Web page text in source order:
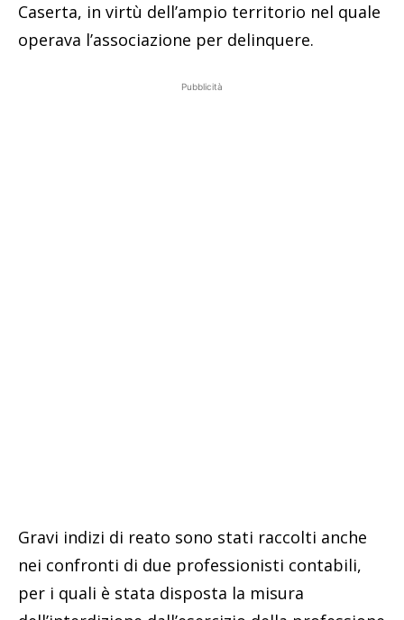
Caserta, in virtù dell’ampio territorio nel quale
operava l’associazione per delinquere.
Pubblicità
Gravi indizi di reato sono stati raccolti anche
nei confronti di due professionisti contabili,
per i quali è stata disposta la misura